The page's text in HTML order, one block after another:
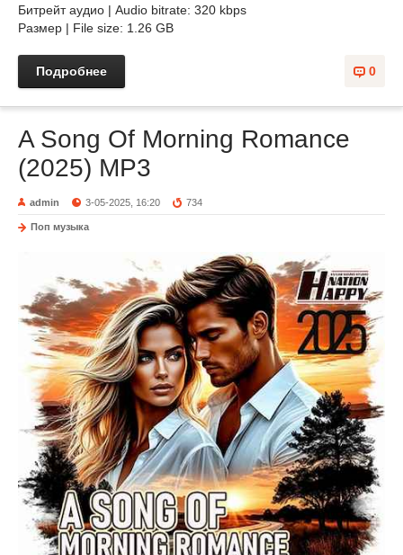
Битрейт аудио | Audio bitrate: 320 kbps
Размер | File size: 1.26 GB
0
Подробнее
A Song Of Morning Romance
(2025) MP3
admin 3-05-2025, 16:20 734
Поп музыка